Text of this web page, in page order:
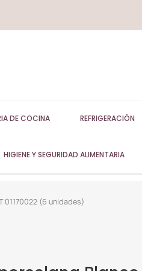
DE COCINA REFRIGERACIÓN
HIGIENE Y SEGURIDAD ALIMENTARIA
01170022 (6 unidades)